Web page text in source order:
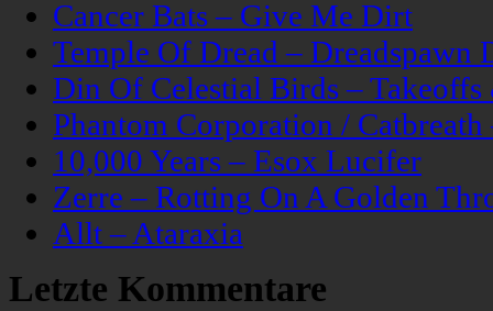
Cancer Bats – Give Me Dirt
Temple Of Dread – Dreadspawn
Din Of Celestial Birds –
Phantom Corporation /
10,000 Years – Esox Lucifer
Zerre – Rotting On A Golden
Allt – Ataraxia
Letzte Kommentare